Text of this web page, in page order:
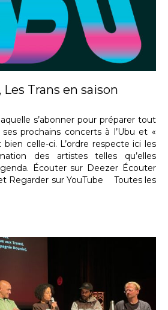
Les Trans en saison
s’abonner pour préparer tout
prochains concerts à l’Ubu et «
bien celle-ci. L’ordre respecte ici les
des artistes telles qu’elles
Écouter sur Deezer Écouter
Regarder sur YouTube Toutes les